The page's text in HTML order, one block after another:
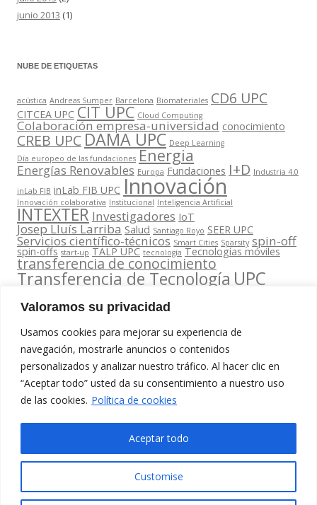
Valoramos su privacidad
Usamos cookies para mejorar su experiencia de
navegación, mostrarle anuncios o contenidos
personalizados y analizar nuestro tráfico. Al hacer clic en
“Aceptar todo” usted da su consentimiento a nuestro uso
de las cookies. Política de cookies
Customise
Aceptar todo
junio 2013 (1)
NUBE DE ETIQUETAS
acústica Andreas Sumper Barcelona Biomateriales CD6 UPC
CITCEA UPC CIT UPC Cloud Computing
Colaboración empresa-universidad conocimiento
CREB UPCDAMA UPC Deep Learning
Día europeo de las fundaciones Energia
Energías Renovables Europa Fundaciones I+D Industria 4.0
inLab FIB inLab FIB UPC Innovación
Innovación colaborativa Institucional Inteligencia Artificial
INTEXTER Investigadores IoT
Josep Lluís Larriba Salud Santiago Royo SEER UPC
Servicios científico-técnicos Smart Cities Sparsity spin-off
spin-offs start-up TALP UPC tecnología Tecnologías móviles
transferencia de conocimiento
Transferencia de Tecnología UPC
Contacta
amb
nosaltres
Girona 1-3
Barcelona
www.cit.upc.edu
Segueix-nos